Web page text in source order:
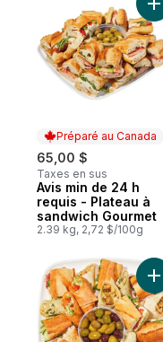
Préparé au Canada
65,00 $
Taxes en sus
Préparé au Canada
Avis min de 24 h
requis - Plateau à
sandwich Gourmet
2.39 kg, 2,72 $/100g